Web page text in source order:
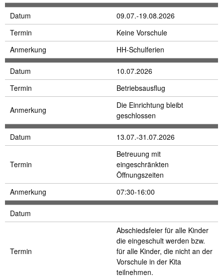
Datum
09.07.-19.08.2026
Termin
Keine Vorschule
Anmerkung
HH-Schulferien
Datum
10.07.2026
Termin
Betriebsausflug
Anmerkung
Die Einrichtung bleibt
geschlossen
Datum 13.07.-31.07.2026
Termin
Betreuung mit
eingeschränkten
Öffnungszeiten
Anmerkung
07:30-16:00
Datum
Termin
Abschiedsfeier für alle Kinder
die eingeschult werden bzw.
für alle Kinder, die nicht an der
Vorschule in der Kita
teilnehmen.